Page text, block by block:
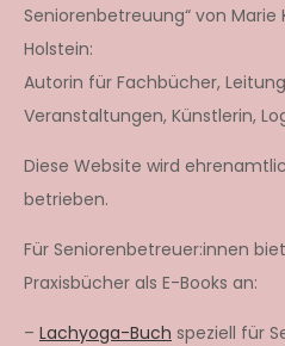
Seniorenbetreuung“ von Marie
Holstein:
Autorin für Fachbücher,
Veranstaltungen, Künstlerin,
Diese Website wird
betrieben.
Für Seniorenbetreuer:innen
Praxisbücher als E-Books an:
– Lachyoga-Buch speziell für